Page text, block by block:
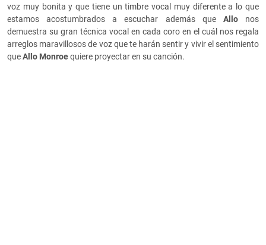
voz muy bonita y que tiene un timbre vocal muy diferente a lo que
estamos acostumbrados a escuchar además queAllo nos
demuestra su gran técnica vocal en cada coro en el cuál nos regala
arreglos maravillosos de voz que te harán sentir y vivir el sentimiento
queAllo Monroequiere proyectar en su canción.